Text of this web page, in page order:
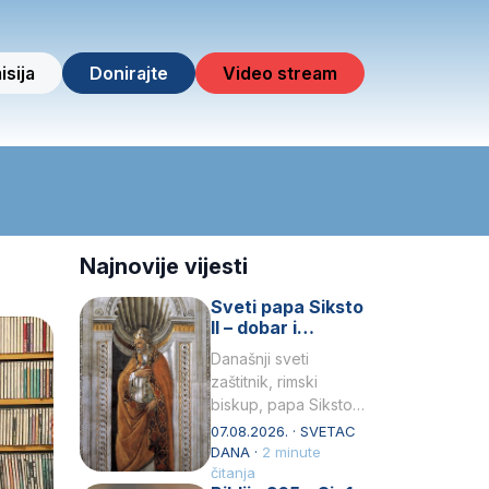
Donirajte Video stream
Najnovije vijesti
Sveti papa Siksto
II – dobar i
miroljubiv pastir
Današnji sveti
zaštitnik, rimski
biskup, papa Siksto
(Sixtus) II, prema
knjizi Liber
Pontificalis bio je
07.08.2026. · SVETAC
DANA · 2 minute
čitanja